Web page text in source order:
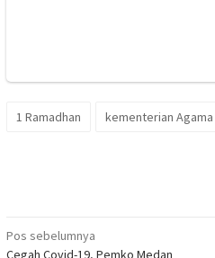
1 Ramadhan kementerian Agama
Navigasi
Pos sebelumnya